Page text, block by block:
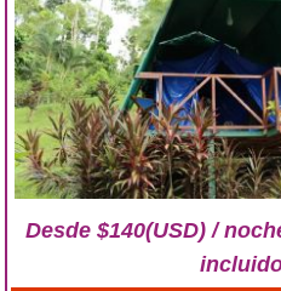
Desde $140(USD) /